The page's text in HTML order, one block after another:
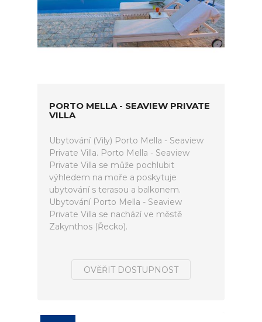
PORTO MELLA - SEAVIEW PRIVATE
VILLA
Ubytování (Vily) Porto Mella - Seaview
Private Villa. Porto Mella - Seaview
Private Villa se může pochlubit
výhledem na moře a poskytuje
ubytování s terasou a balkonem.
Ubytování Porto Mella - Seaview
Private Villa se nachází ve městě
Zakynthos (Řecko).
OVĚŘIT DOSTUPNOST